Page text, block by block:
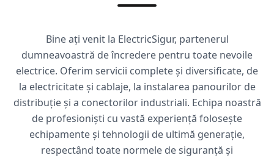
Bine ați venit la ElectricSigur, partenerul
dumneavoastră de încredere pentru toate nevoile
electrice. Oferim servicii complete și diversificate, de
la electricitate și cablaje, la instalarea panourilor de
distribuție și a conectorilor industriali. Echipa noastră
de profesioniști cu vastă experiență folosește
echipamente și tehnologii de ultimă generație,
respectând toate normele de siguranță și